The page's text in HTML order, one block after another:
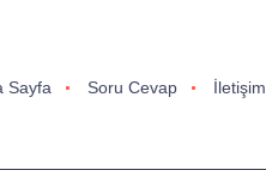
Sayfa Soru Cevap İletişim